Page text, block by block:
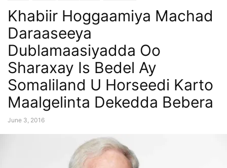
Khabiir Hoggaamiya Machad
Daraaseeya
Dublamaasiyadda Oo
Sharaxay Is Bedel Ay
Somaliland U Horseedi Karto
Maalgelinta Dekedda Bebera
June 3, 2016